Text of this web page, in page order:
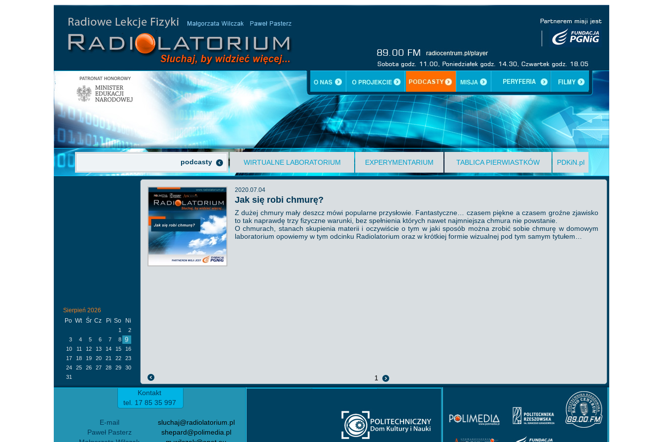
podcasty WIRTUALNE LABORATORIUM EXPERYMENTARIUM TABLICA PIERWIASTKÓW PDKiN.pl
Sierpień 2026
Po Wt Śr Cz Pi So Ni
1
2
3
4 5 6 7 8 9
10 11 12 13 14 15
16
17
18 19 20 21 22
23
24
25 26 27 28 29
30
31
2020.07.04
Jak się robi chmurę?
Z dużej chmury mały deszcz mówi popularne przysłowie. Fantastyczne… czasem piękne a czasem groźne zjawisko
to tak naprawdę trzy fizyczne warunki, bez spełnienia których nawet najmniejsza chmura nie powstanie.
O chmurach, stanach skupienia materii i oczywiście o tym w jaki sposób można zrobić sobie chmurę w domowym
laboratorium opowiemy w tym odcinku Radiolatorium oraz w krótkiej formie wizualnej pod tym samym tytułem…
1
Kontakt
tel. 17 85 35 997
E-mail
sluchaj@radiolatorium.pl
Paweł Pasterz
shepard@polimedia.pl